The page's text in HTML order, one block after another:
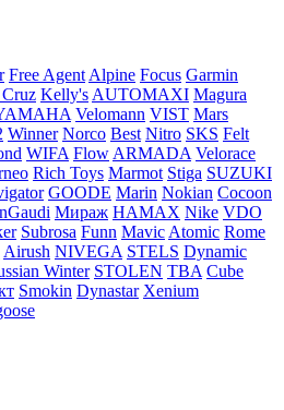
Free Agent Alpine Focus Garmin
Cruz Kelly's AUTOMAXI Magura
Velomann VIST Mars
Winner Norco Best Nitro SKS Felt
WIFA Flow ARMADA Velorace
Rich Toys Marmot Stiga SUZUKI
GOODE Marin Nokian Cocoon
Мираж HAMAX Nike VDO
Subrosa Funn Mavic Atomic Rome
Airush NIVEGA STELS Dynamic
Winter STOLEN TBA Cube
Smokin Dynastar Xenium